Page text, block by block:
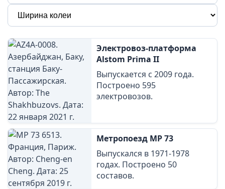
Электровоз-платформа
Alstom Prima II
Выпускается с 2009 года.
Построено 595
электровозов.
Метропоезд MP 73
Выпускался в 1971-1978
годах. Построено 50
составов.